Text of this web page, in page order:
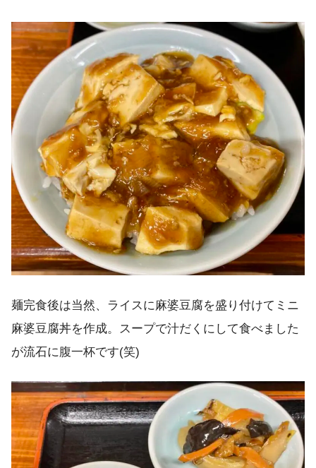
麺完食後は当然、ライスに麻婆豆腐を盛り付けてミニ
麻婆豆腐丼を作成。スープで汁だくにして食べました
が流石に腹一杯です(笑)